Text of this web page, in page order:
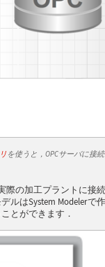
を使うと，OPCサーバに接
際の加工プラントに接
ルはSystem Modelerで
とができます．